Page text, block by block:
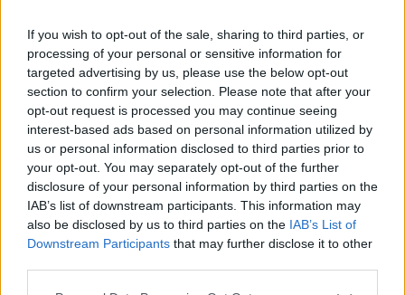
If you wish to opt-out of the sale, sharing to third parties, or
processing of your personal or sensitive information for
targeted advertising by us, please use the below opt-out
section to confirm your selection. Please note that after your
opt-out request is processed you may continue seeing
interest-based ads based on personal information utilized by
us or personal information disclosed to third parties prior to
your opt-out. You may separately opt-out of the further
disclosure of your personal information by third parties on the
IAB’s list of downstream participants. This information may
also be disclosed by us to third parties on the IAB’s List of
Downstream Participants that may further disclose it to other
Δημοφιλή αυτή την εβδομάδα